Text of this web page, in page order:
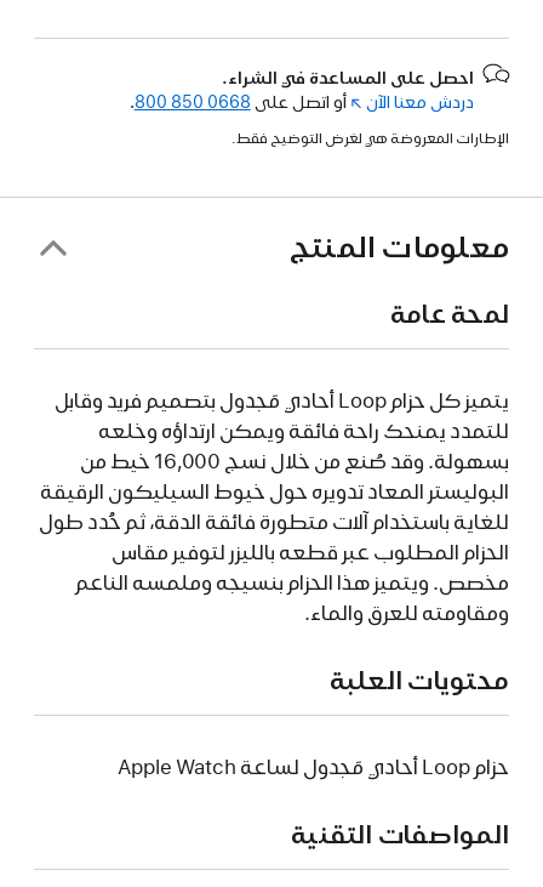
احصل على المساعدة في الشراء.
دردش معنا الآن (فتح
نافذة
أو اتصل على 800 850 0668
.
الإطارات المعروضة هي لغرض التوضيح فقط.
معلومات المنتج
لمحة عامة
يتميز كل حزام Loop أحادي مَجدول بتصميم فريد وقابل
للتمدد يمنحك راحة فائقة ويمكن ارتداؤه وخلعه
بسهولة. وقد صُنع من خلال نسج 16,000 خيط من
البوليستر المعاد تدويره حول خيوط السيليكون الرقيقة
للغاية باستخدام آلات متطورة فائقة الدقة، ثم حُدد طول
الحزام المطلوب عبر قطعه بالليزر لتوفير مقاس
مخصص. ويتميز هذا الحزام بنسيجه وملمسه الناعم
ومقاومته للعرق والماء.
محتويات العلبة
حزام Loop أحادي مَجدول لساعة Apple Watch
المواصفات التقنية